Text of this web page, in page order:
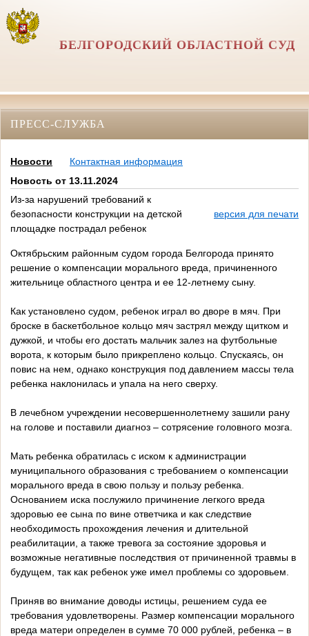
БЕЛГОРОДСКИЙ ОБЛАСТНОЙ СУД
ПРЕСС-СЛУЖБА
Новости
Контактная информация
Новость от 13.11.2024
Из-за нарушений требований к
безопасности конструкции на детской
площадке пострадал ребенок
версия для печати
Октябрьским районным судом города Белгорода принято
решение о компенсации морального вреда, причиненного
жительнице областного центра и ее 12-летнему сыну.
Как установлено судом, ребенок играл во дворе в мяч. При
броске в баскетбольное кольцо мяч застрял между щитком и
дужкой, и чтобы его достать мальчик залез на футбольные
ворота, к которым было прикреплено кольцо. Спускаясь, он
повис на нем, однако конструкция под давлением массы тела
ребенка наклонилась и упала на него сверху.
В лечебном учреждении несовершеннолетнему зашили рану
на голове и поставили диагноз – сотрясение головного мозга.
Мать ребенка обратилась с иском к администрации
муниципального образования с требованием о компенсации
морального вреда в свою пользу и пользу ребенка.
Основанием иска послужило причинение легкого вреда
здоровью ее сына по вине ответчика и как следствие
необходимость прохождения лечения и длительной
реабилитации, а также тревога за состояние здоровья и
возможные негативные последствия от причиненной травмы в
будущем, так как ребенок уже имел проблемы со здоровьем.
Приняв во внимание доводы истицы, решением суда ее
требования удовлетворены. Размер компенсации морального
вреда матери определен в сумме 70 000 рублей, ребенка – в